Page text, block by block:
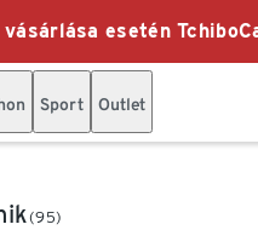
esetén
Sport Outlet
(95)